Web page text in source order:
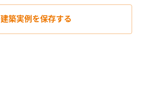
建築実例を保存する